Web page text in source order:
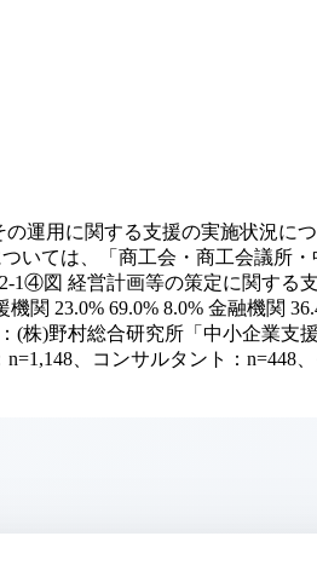
運用に関する支援の実施状況に
いては、「商工会・商工会議所
1④図 経営計画等の策定に関する
関 23.0% 69.0% 8.0% 金融機関
株)野村総合研究所「中小企業支
、コンサルタント：n=448